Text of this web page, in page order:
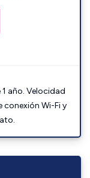
año. Velocidad
conexión Wi-Fi y